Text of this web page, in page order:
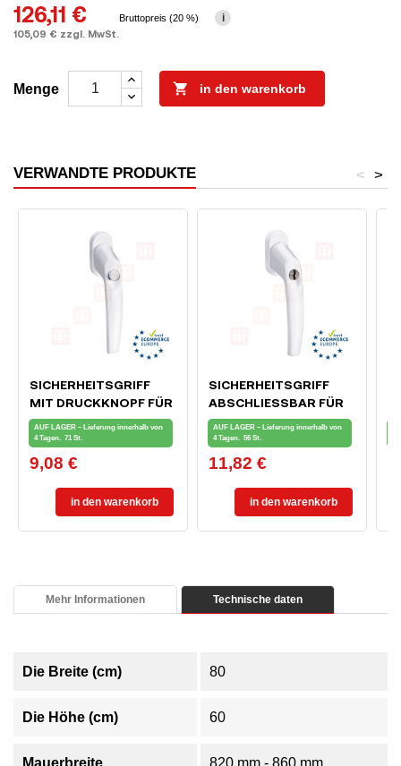
126,11 €
105,09 € zzgl. MwSt.
Bruttopreis (20 %) i
Menge  in den warenkorb
VERWANDTE PRODUKTE >
<
SICHERHEITSGRIFF
MIT DRUCKKNOPF FÜR
FENSTER UND
BALKONTÜR, WEISS
AUF LAGER – Lieferung innerhalb von
4 Tagen. 71 St.
Preis
9,08 €
in den warenkorb
SICHERHEITSGRIFF
ABSCHLIESSBAR FÜR F
ENSTER UND B
ALKONTÜREN, WEISS
AUF LAGER – Lieferung innerhalb von
4 Tagen. 56 St.
Preis
11,82 €
in den warenkorb
Mehr Informationen Technische daten
Die Breite (cm) 80
Die Höhe (cm) 60
Mauerbreite 820 mm - 860 mm